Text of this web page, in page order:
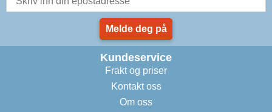
Melde deg på
Kundeservice
Frakt og priser
Kontakt oss
Om oss